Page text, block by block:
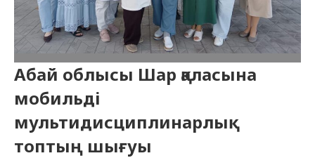
Абай облысы Шар қаласына
мобильді
мультидисциплинарлық
топтың шығуы